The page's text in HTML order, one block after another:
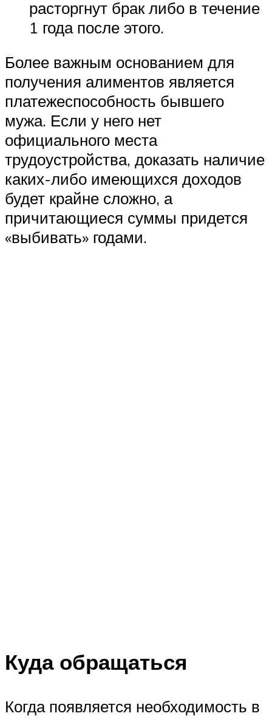
расторгнут брак либо в течение
1 года после этого.
Более важным основанием для
получения алиментов является
платежеспособность бывшего
мужа. Если у него нет
официального места
трудоустройства, доказать наличие
каких-либо имеющихся доходов
будет крайне сложно, а
причитающиеся суммы придется
«выбивать» годами.
Куда обращаться
Когда появляется необходимость в